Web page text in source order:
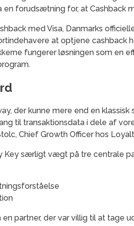
forudsætning for, at Cashback
med Visa, Danmarks
at optjene cashback
fungerer løsningen som en
der kunne mere end en
til transaktionsdata i dele af
Chief Growth Officer hos
Key særligt vægt på tre centrale
partner, der var villig til at tage